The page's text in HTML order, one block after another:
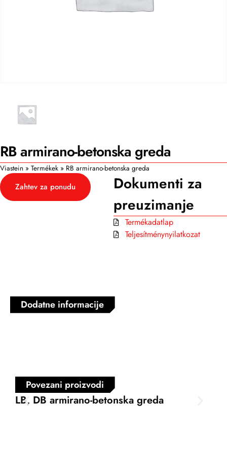
RB armirano-betonska greda
Viastein » Termékek » RB armirano-betonska greda
Zahtev za ponudu
Dokumenti za
preuzimanje
Termékadatlap
Teljesítménynyilatkozat
Dodatne informacije
Povezani proizvodi
LB, DB armirano-betonska greda